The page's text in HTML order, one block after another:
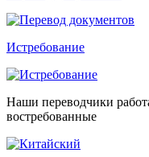
Истребование
Наши переводчики
востребованные